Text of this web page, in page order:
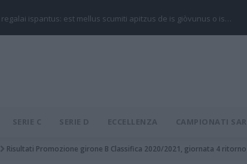
regalai ispantus: est mellus scumiti apitzus de is giòvunus o is…
SERIE C SERIE D ECCELLENZA CAMPIONATI
Risultati Promozione girone B Classifica 2020/2021, giornata 4